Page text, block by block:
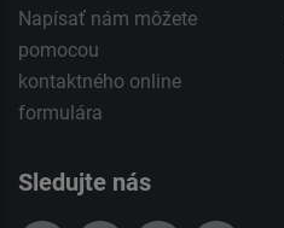
Napísať nám môžete
pomocou
kontaktného online
formulára
Sledujte nás